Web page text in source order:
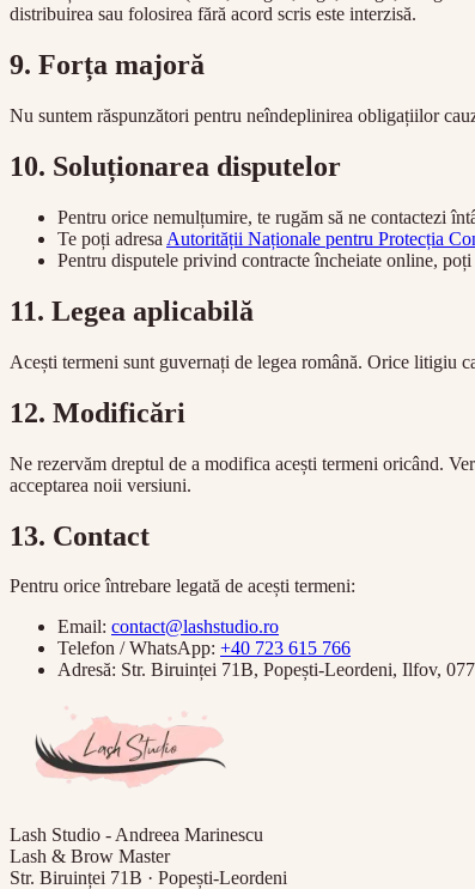
distribuirea sau folosirea fără acord scris este interzisă.
9. Forța majoră
Nu suntem răspunzători pentru neîndeplinirea obligațiilor
10. Soluționarea disputelor
Pentru orice nemulțumire, te rugăm să ne contactezi
Te poți adresa Autorității Naționale pentru Protecția
Pentru disputele privind contracte încheiate online,
11. Legea aplicabilă
Acești termeni sunt guvernați de legea română. Orice litigiu
12. Modificări
Ne rezervăm dreptul de a modifica acești termeni oricând.
acceptarea noii versiuni.
13. Contact
Pentru orice întrebare legată de acești termeni:
Email: contact@lashstudio.ro
Telefon / WhatsApp: +40 723 615 766
Adresă: Str. Biruinței 71B, Popești-Leordeni, Ilfov,
Lash Studio - Andreea Marinescu
Lash & Brow Master
Str. Biruinței 71B · Popești-Leordeni